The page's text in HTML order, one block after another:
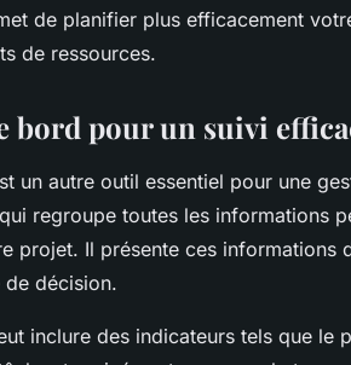
de planifier plus efficacement
de ressources.
bord pour un suivi
un autre outil essentiel pour une
qui regroupe toutes les informations
projet. Il présente ces informations
décision.
inclure des indicateurs tels que le